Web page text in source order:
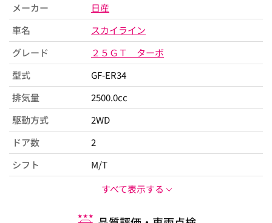
メーカー
日産
車名
スカイライン
グレード
２５ＧＴ ターボ
型式
GF-ER34
排気量
2500.0cc
駆動方式
2WD
ドア数
2
シフト
M/T
すべて表示する